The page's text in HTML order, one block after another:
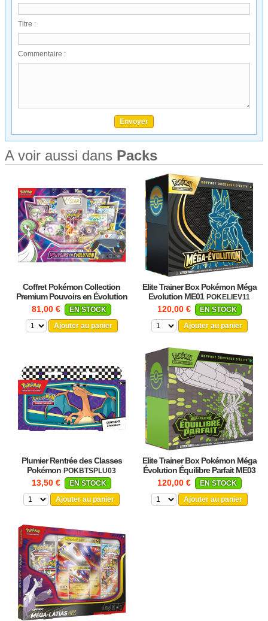
Titre :
Commentaire :
A voir aussi dans Packs
Coffret Pokémon Collection
Premium Pouvoirs en Évolution
POKNO23B
81,00 €
EN STOCK
Ajouter au panier
Elite Trainer Box Pokémon Méga
Evolution ME01 POKELIEV11
120,00 €
EN STOCK
Ajouter au panier
Plumier Rentrée des Classes
Pokémon POKBTSPLU03
13,50 €
EN STOCK
Ajouter au panier
Elite Trainer Box Pokémon Méga
Évolution Équilibre Parfait ME03
POKELIME03
120,00 €
EN STOCK
Ajouter au panier